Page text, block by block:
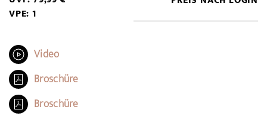
VPE: 1
Video
Broschüre
Broschüre